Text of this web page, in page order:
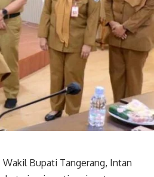
Bupati Tangerang, Intan